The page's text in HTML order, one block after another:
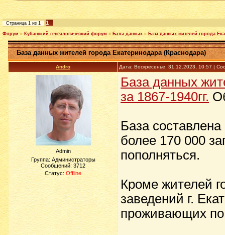
Страница 1 из 1 1
Форум » Кубанский генеалогический форум » Базы данных » База данных жителей города
База данных жителей города Екатеринодара (Краснодара)
Andro Дата: Воскресенье, 31.12.2023, 10:57 |
Admin
Группа: Администраторы
Сообщений: 3712
Статус:Offline
База данных
за 1867-1940гг.
База
более 170 000
пополняться.
Кроме жителей
заведений г.
проживающих по